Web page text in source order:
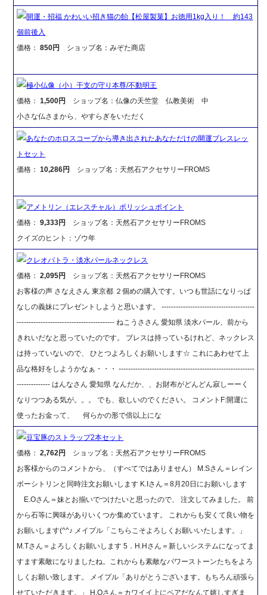
開運・招福 かわいい招き猫の飴【松屋製菓】お徳用1kg入り！ 約143
個前後入
価格：850円 ショップ名：みぞた商店
極小仏像（小）干支の守り本尊/不動明王
価格：1,500円
ショップ名：仏像の天竺堂 仏教美術 中
小さな仏さまから、やすらぎをいただく
あなたのホロスコープから導き出されたあなただけの開運ブレスレッ
トセット
価格：10,286円 ショップ名：天然石アクセサリーFROMS
アメトリン（エレスチャル）ポリッシュポイント
価格：9,333円
ショップ名：天然石アクセサリーFROMS
クイズのヒント：ゾウ年
クレオパトラ・淡水パールネックレス
価格：2,095円
ショップ名：天然石アクセサリーFROMS
お客様の声 さなえさん 東京都 ２個めの購入です。いつも世話になりっぱ
なしの義妹にプレゼントしようと思います。 ---------------------------------------
----------------------------------------- ねこうささん 愛知県 淡水パール、前から
きれいだなと思っていたのです。 ブレスは持っているけれど、ネックレス
は持っていないので、 ひとつよろしくお願いします☆ これにあわせて上
品な格好をしようかなぁ・・・ ---------------------------------------------------------
-------------- はんなさん 愛知県 なんだか、、お財布がどんどん寂しーーく
なりつつある気が。。。 でも、欲しいのでください。 コメントF:開運に
使ったお金って、 何らかの形で倍以上にな
豆宝豚のストラップ2本セット
価格：2,762円
ショップ名：天然石アクセサリーFROMS
お客様からのコメントから、（すべてではありません） M.Sさん＝レイン
ボーシトリンと同時注文お願いします K.Iさん＝8月20日にお願いします
E.Oさん＝妹とお揃いでつけたいと思ったので、 注文してみました。 前
から石等に興味がありいくつか集めています。 これからも安くて良い物を
お願いします(^^♪ メイプル「こちらこそよろしくお願いいたします。」
M.Tさん＝よろしくお願いします 5．H.Hさん＝新しいシステムになってま
すます素敵になりましたね。これからも素敵なパワーストーンたちをよろ
しくお願い致します。 メイプル「ありがとうございます。もちろん頑張ら
せていただきます。」 H.Oさん＝カワイイ上にペアだなんて嬉しすぎま